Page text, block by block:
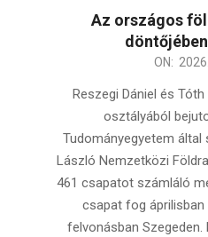
Az országos
ON:
Reszegi Dániel és
osztályából
Tudományegyetem által
László Nemzetközi
461 csapatot számláló
csapat fog
felvonásban